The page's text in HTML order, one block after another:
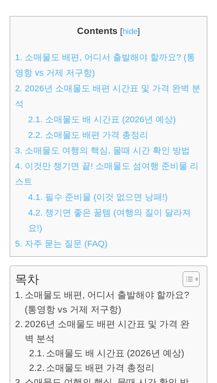
Contents [hide]
1. 소매물도 배편, 어디서 출발해야 할까요? (통
영항 vs 거제 저구항)
2. 2026년 소매물도 배편 시간표 및 가격 완벽 분
석
2.1. 소매물도 배 시간표 (2026년 예상)
2.2. 소매물도 배편 가격 총정리
3. 소매물도 여행의 핵심, 물때 시간 확인 방법
4. 이것만 챙기면 끝! 소매물도 섬여행 준비물 리
스트
4.1. 필수 준비물 (이것 없으면 낭패!)
4.2. 챙기면 좋은 꿀템 (여행의 질이 달라져
요!)
5. 자주 묻는 질문 (FAQ)
목차
소매물도 배편, 어디서 출발해야 할까요?
(통영항 vs 거제 저구항)
2026년 소매물도 배편 시간표 및 가격 완
벽 분석
소매물도 배 시간표 (2026년 예상)
소매물도 배편 가격 총정리